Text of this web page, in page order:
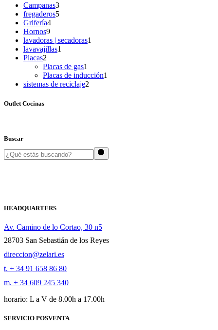
Campanas33
products
fregaderos55
Grifería44
Hornos99
products
lavadoras | secadoras1
lavavajillas1
Placas2
products
Placas de gas1
product
Placas de inducción1
sistemas de reciclaje2
Outlet Cocinas
Buscar
Search
HEADQUARTERS
Av. Camino de lo Cortao, 30 n5
28703 San Sebastián de los Reyes
direccion@zelari.es
t. + 34 91 658 86 80
m. + 34 609 245 340
horario: L a V de 8.00h a 17.00h
SERVICIO POSVENTA